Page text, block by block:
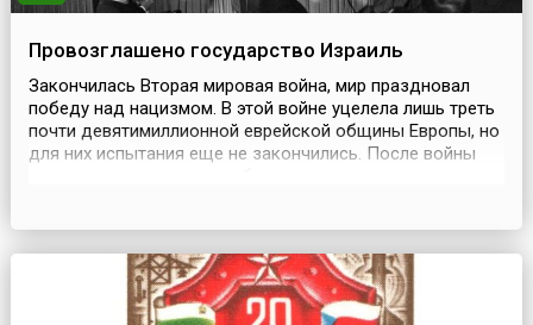
Провозглашено государство Израиль
Закончилась Вторая мировая война, мир праздновал
победу над нацизмом. В этой войне уцелела лишь треть
почти девятимиллионной еврейской общины Европы, но
для них испытания еще не закончились. После войны